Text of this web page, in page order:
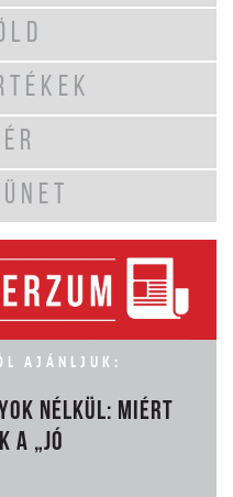
AJÁNLJUK:
NÉLKÜL: MIÉRT
A „JÓ